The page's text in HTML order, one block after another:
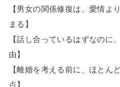
【男女の関係修復は、愛情よ
まる】
【話し合っているはずなのに
由】
【離婚を考える前に、ほとん
点】